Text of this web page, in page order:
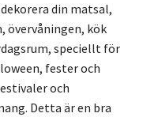
din matsal,
övervåningen, kök
speciellt för
fester och
och
Detta är en bra